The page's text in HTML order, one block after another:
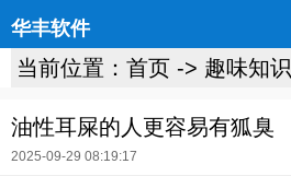
华丰软件
当前位置： 首页 -> 趣味知识
油性耳屎的人更容易有狐臭
2025-09-29 08:19:17